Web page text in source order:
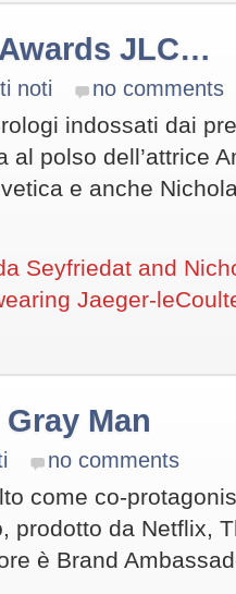
JLC…
noti no comments
indossati dai
al polso dell’attrice
e anche
Seyfriedat and
Jaeger-
Man
no comments
come co-
prodotto da Netflix,
è Brand